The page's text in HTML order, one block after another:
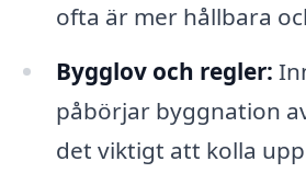
ofta är mer hållbara
Bygglov och regler:
påbörjar byggnation
det viktigt att kolla